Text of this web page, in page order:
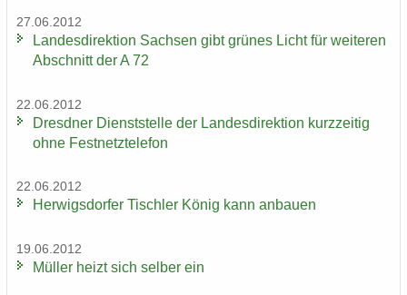
27.06.2012
Lan­des­di­rek­ti­on Sach­sen gibt grü­nes Licht für wei­te­ren
Ab­schnitt der A 72
22.06.2012
Dresd­ner Dienst­stel­le der Lan­des­di­rek­ti­on kurz­zei­tig
ohne Fest­netz­te­le­fon
22.06.2012
Her­wigs­dor­fer Tisch­ler König kann an­bau­en
19.06.2012
Mül­ler heizt sich sel­ber ein